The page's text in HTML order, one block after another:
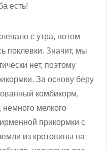
есть!
с утра, потом
поклевки. Значит, мы
нет, поэтому
За основу беру
комбикорм,
немного мелкого
прикормки с
из кротовины на